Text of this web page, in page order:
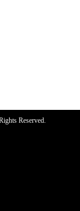
Reserved.